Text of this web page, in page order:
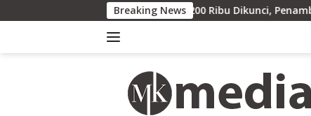
to
Breaking News
Harga Baru Rp200 Ribu Dikunci, Penambang Belitung